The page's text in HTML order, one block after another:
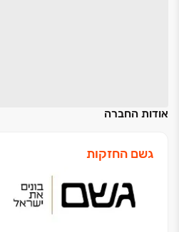
אודות החברה
גשם החזקות